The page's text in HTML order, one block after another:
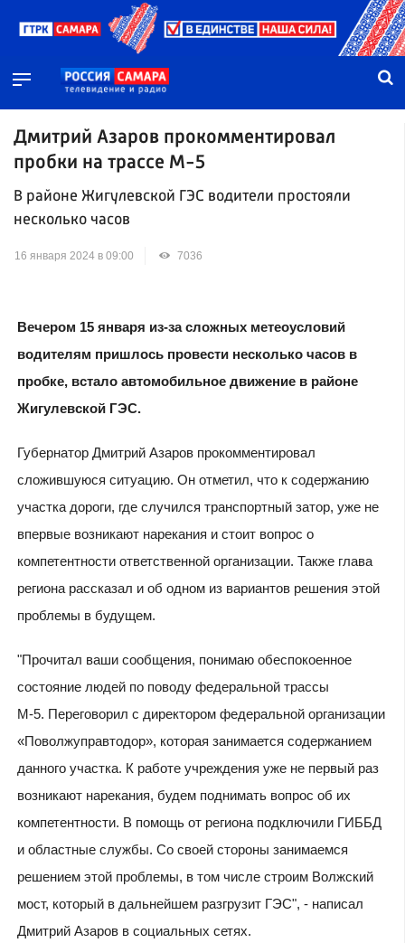
Дмитрий Азаров прокомментировал
пробки на трассе М-5
В районе Жигулевской ГЭС водители простояли
несколько часов
16 января 2024 в 09:00 7036
Вечером 15 января из-за сложных метеоусловий
водителям пришлось провести несколько часов в
пробке, встало автомобильное движение в районе
Жигулевской ГЭС.
Губернатор Дмитрий Азаров прокомментировал
сложившуюся ситуацию. Он отметил, что к содержанию
участка дороги, где случился транспортный затор, уже не
впервые возникают нарекания и стоит вопрос о
компетентности ответственной организации. Также глава
региона рассказал и об одном из вариантов решения этой
проблемы в будущем.
"Прочитал ваши сообщения, понимаю обеспокоенное
состояние людей по поводу федеральной трассы
М-5. Переговорил с директором федеральной организации
«Поволжуправтодор», которая занимается содержанием
данного участка. К работе учреждения уже не первый раз
возникают нарекания, будем поднимать вопрос об их
компетентности. В помощь от региона подключили ГИББД
и областные службы. Со своей стороны занимаемся
решением этой проблемы, в том числе строим Волжский
мост, который в дальнейшем разгрузит ГЭС", - написал
Дмитрий Азаров в социальных сетях.